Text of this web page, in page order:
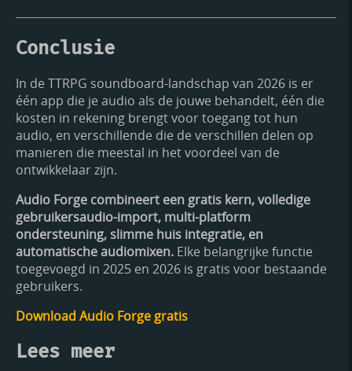
Conclusie
In de TTRPG soundboard-landschap van 2026 is er
één app die je audio als de jouwe behandelt, één die
kosten in rekening brengt voor toegang tot hun
audio, en verschillende die de verschillen delen op
manieren die meestal in het voordeel van de
ontwikkelaar zijn.
Audio Forge combineert een gratis kern, volledige
gebruikersaudio-import, multi-platform
ondersteuning, slimme huis integratie, en
automatische audiomixen. Elke belangrijke functie
toegevoegd in 2025 en 2026 is gratis voor bestaande
gebruikers.
Download Audio Forge gratis
Lees meer